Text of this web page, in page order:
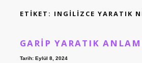
ETIKET: INGILIZCE YARATIK
GARIP YARATIK
Tarih: Eylül 8, 2024